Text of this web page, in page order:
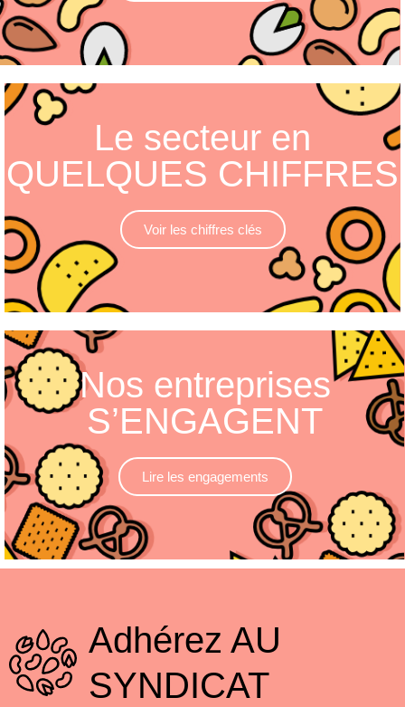
Le secteur en
QUELQUES CHIFFRES
Voir les chiffres clés
Nos entreprises
S’ENGAGENT
Lire les engagements
Adhérez AU
SYNDICAT